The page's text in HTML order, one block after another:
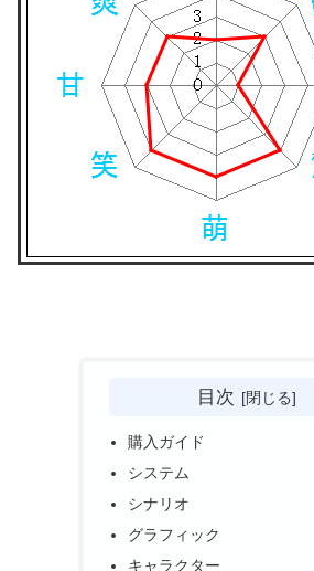
目次
購入ガイド
システム
シナリオ
グラフィック
キャラクター